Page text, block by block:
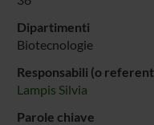
Dipartimenti
Biotecnologie
Responsabili (o
Lampis Silvia
Parole chiave